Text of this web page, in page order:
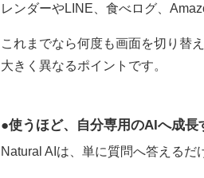
レンダーやLINE、食べログ、
これまでなら何度も画面を切り替
大きく異なるポイントです。
使うほど、自分専用のAIへ成長
Natural AIは、単に質問へ答えるだ